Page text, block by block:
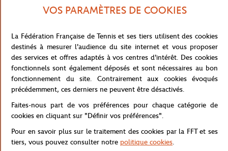
Polo Arbitre Homme Lacoste x
Roland-Garros - Marine
T-shirt Unisexe Lacoste pour Roland-
VOS PARAMÈTRES DE COOKIES
La Fédération Française de Tennis et ses tiers utilisent des cookies
destinés à mesurer l'audience du site internet et vous proposer
des services et offres adaptés à vos centres d'intérêt. Des cookies
fonctionnels sont également déposés et sont nécessaires au bon
fonctionnement du site. Contrairement aux cookies évoqués
précédemment, ces derniers ne peuvent être désactivés.
Faites-nous part de vos préférences pour chaque catégorie de
cookies en cliquant sur "Définir vos préférences".
Pour en savoir plus sur le traitement des cookies par la FFT et ses
tiers, vous pouvez consulter notre politique cookies.